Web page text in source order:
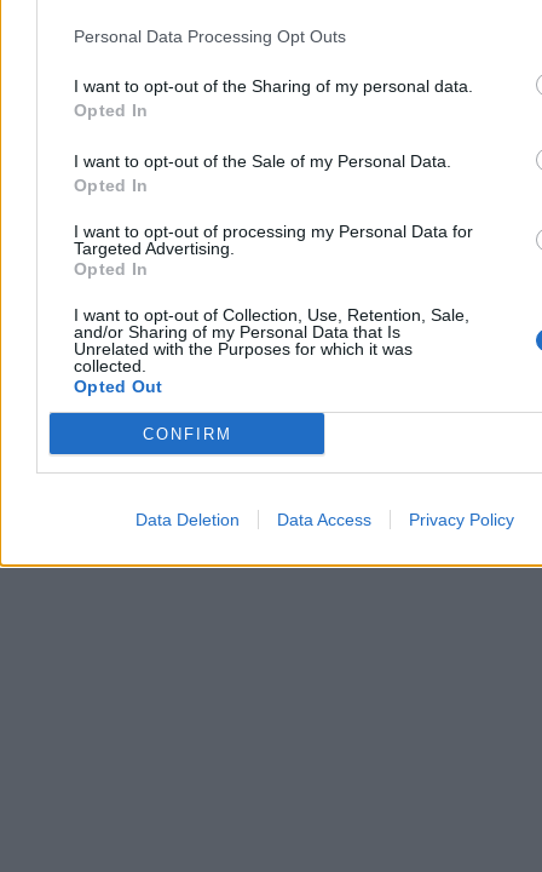
Personal Data Processing Opt Outs
I want to opt-out of the Sharing of my personal data.
Opted In
I want to opt-out of the Sale of my Personal Data.
Opted In
I want to opt-out of processing my Personal Data for
Targeted Advertising.
Opted In
I want to opt-out of Collection, Use, Retention, Sale,
and/or Sharing of my Personal Data that Is
Unrelated with the Purposes for which it was
collected.
Opted Out
CONFIRM
Data Deletion Data Access Privacy Policy
To 28-letni lekarz, były koordynator SOR w Szpitalu Południowym
Czy Dawid Kacprzyk nadal pracuje w Szpitalu Południowym?
wybuchu afery.
To określenie nieformalnej ścieżki szybkiego przyjęcia dla
wybranych pacjentów, opisywanej w materiałach dziennikarskich.
Czy sprawa jest badana przez instytucje państwowe?
Tak. Działania prowadzą NFZ, Ministerstwo Zdrowia, prokuratura
oraz samorząd lekarski.
Czy w sprawie postawiono już zarzuty?
Na obecnym etapie nie ma informacji o postawieniu zarzutów.
Trwają kontrole i postępowania wyjaśniające.